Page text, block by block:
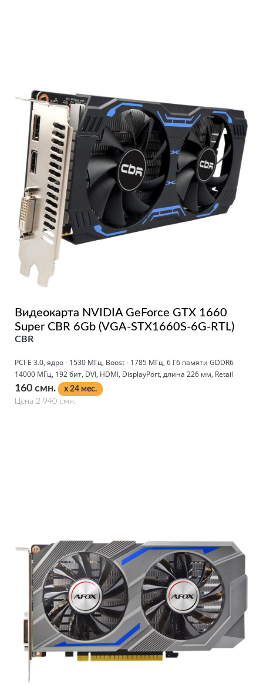
Видеокарта NVIDIA GeForce GTX 1660
Super CBR 6Gb (VGA-STX1660S-6G-RTL)
CBR
PCI-E 3.0, ядро - 1530 МГц, Boost - 1785 МГц, 6 Гб памяти GDDR6
14000 МГц, 192 бит, DVI, HDMI, DisplayPort, длина 226 мм, Retail
160 смн.
x 24 мес.
Цена 2 940 смн.